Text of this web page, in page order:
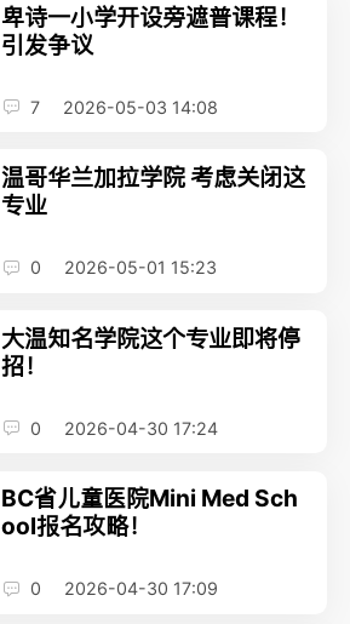
卑诗一小学开设旁遮普课程！
引发争议
7 2026-05-03 14:08
温哥华兰加拉学院 考虑关闭这
专业
0 2026-05-01 15:23
大温知名学院这个专业即将停
招！
0 2026-04-30 17:24
BC省儿童医院Mini Med Sch
ool报名攻略！
0 2026-04-30 17:09